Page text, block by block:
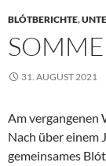
BLÓTBERICHTE,
31. AUGUST 2021
Am vergangenen
Nach über einem
gemeinsames